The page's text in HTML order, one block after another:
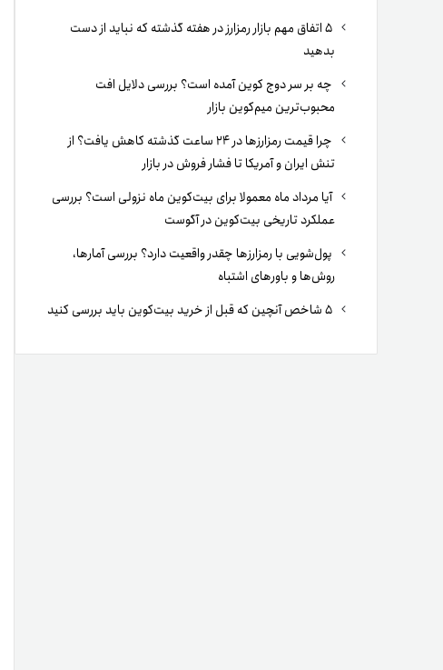
۵ اتفاق مهم بازار رمزارز در هفته گذشته که نباید از دست
بدهید
چه بر سر دوج کوین آمده است؟ بررسی دلایل افت
محبوب‌ترین میم‌کوین بازار
چرا قیمت رمزارزها در ۲۴ ساعت گذشته کاهش یافت؟ از
تنش ایران و آمریکا تا فشار فروش در بازار
آیا مرداد ماه معمولا برای بیت‌کوین ماه نزولی است؟ بررسی
عملکرد تاریخی بیت‌کوین در آگوست
پول‌شویی با رمزارزها چقدر واقعیت دارد؟ بررسی آمارها،
روش‌ها و باورهای اشتباه